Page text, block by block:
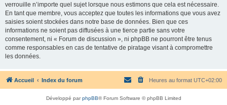
verrouille n’importe quel sujet lorsque nous estimons que cela est nécessaire.
En tant que membre, vous acceptez que toutes les informations que vous avez
saisies soient stockées dans notre base de données. Bien que ces
informations ne soient pas diffusées à une tierce partie sans votre
consentement, ni « Forum de discussion », ni phpBB ne pourront être tenus
comme responsables en cas de tentative de piratage visant à compromettre
les données.
Accueil Index du forum Heures au format UTC+02:00
Développé parphpBB® Forum Software © phpBB Limited